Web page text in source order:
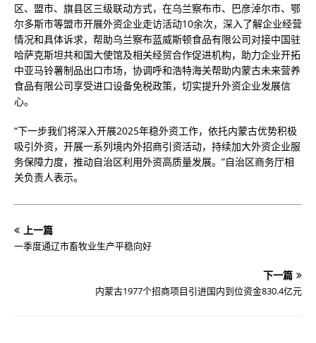
区、盟市、旗县区三级联动方式，在乌兰察布市、巴彦淖尔市、鄂
尔多斯市等盟市开展外资企业走访活动10余次，深入了解企业经营
情况和具体诉求，帮助乌兰察布蓝威斯顿食品有限公司对接中国驻
哈萨克斯坦共和国大使馆及相关经贸合作促进机构，助力企业开拓
中亚马铃薯制品出口市场，协调呼和浩特海关帮助内蒙古未来营养
食品有限公司享受进口设备免税政策，切实提升外资企业发展信
心。
“下一步我们将深入开展2025年稳外资工作，依托内蒙古优势积极
吸引外资，开展一系列境内外招商引资活动，持续加大外资企业服
务保障力度，推动自治区利用外资高质量发展。”自治区商务厅相
关负责人表示。
上一篇
一季度通辽市畜牧业生产平稳向好
下一篇
内蒙古1977个招商项目引进国内到位资金830.4亿元